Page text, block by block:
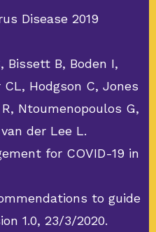
Disease 2019
Bissett B, Boden I,
Hodgson C, Jones
Ntoumenopoulos G,
der Lee L.
for COVID-19 in
to guide
1.0, 23/3/2020.